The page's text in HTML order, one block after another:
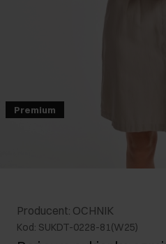
Premium
Producent: OCHNIK
Kod: SUKDT-0228-81(W25)